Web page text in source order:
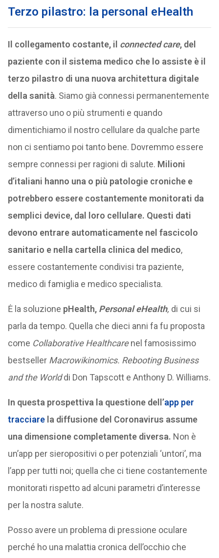
Terzo pilastro: la personal eHealth
Il collegamento costante, il connected care, del
paziente con il sistema medico che lo assiste è il
terzo pilastro di una nuova architettura digitale
della sanità. Siamo già connessi permanentemente
attraverso uno o più strumenti e quando
dimentichiamo il nostro cellulare da qualche parte
non ci sentiamo poi tanto bene. Dovremmo essere
sempre connessi per ragioni di salute. Milioni
d’italiani hanno una o più patologie croniche e
potrebbero essere costantemente monitorati da
semplici device, dal loro cellulare. Questi dati
devono entrare automaticamente nel fascicolo
sanitario e nella cartella clinica del medico,
essere costantemente condivisi tra paziente,
medico di famiglia e medico specialista.
Ė la soluzione pHealth, Personal eHealth, di cui si
parla da tempo. Quella che dieci anni fa fu proposta
come Collaborative Healthcarenel famosissimo
bestseller Macrowikinomics. Rebooting Business
and the Worlddi Don Tapscott e Anthony D. Williams.
In questa prospettiva la questione dell’app per
tracciarela diffusione del Coronavirus assume
una dimensione completamente diversa. Non è
un’app per sieropositivi o per potenziali ‘untori’, ma
l’app per tutti noi; quella che ci tiene costantemente
monitorati rispetto ad alcuni parametri d’interesse
per la nostra salute.
Posso avere un problema di pressione oculare
perché ho una malattia cronica dell’occhio che